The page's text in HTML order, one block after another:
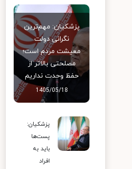
پزشکیان: مهم‌ترین
نگرانی دولت
معیشت مردم است؛
مصلحتی بالاتر از
حفظ وحدت نداریم
1405/05/18
پزشکیان:
پست‌ها
باید به
افراد